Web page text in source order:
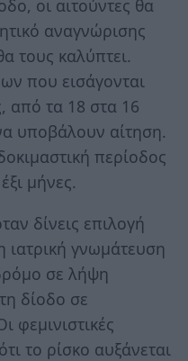
οι αιτούντες θα
αναγνώρισης
τους καλύπτει.
που εισάγονται
από τα 18 στα 16
υποβάλουν αίτηση.
περίοδος
μήνες.
δίνεις επιλογή
ιατρική γνωμάτευση
σε λήψη
δίοδο σε
φεμινιστικές
το ρίσκο αυξάνεται